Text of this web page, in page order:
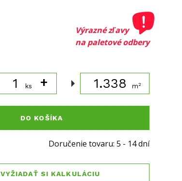
Výrazné zľavy
na paletové odbery
ks + m2
DO KOŠÍKA
Doručenie tovaru: 5 - 14 dní
VYŽIADAŤ SI KALKULÁCIU